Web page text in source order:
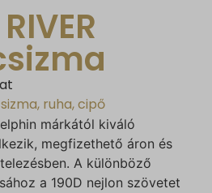
ruha, cipő
márkától kiváló
megfizethető áron és
A különböző
a 190D nejlon szövetet